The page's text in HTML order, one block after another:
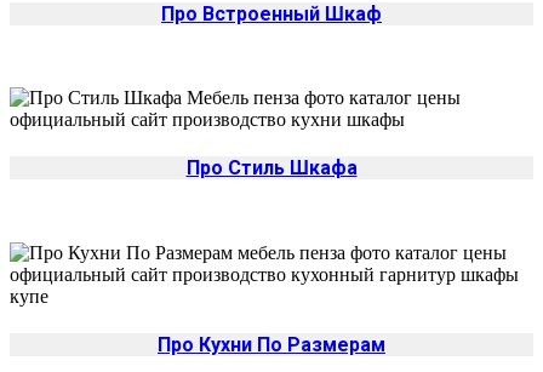
Про Встроенный Шкаф
Про Стиль Шкафа
Про Кухни По Размерам